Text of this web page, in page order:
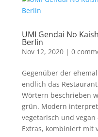
UMI Gendai No
Berlin
Nov 12, 2020| 0
Gegenüber der
endlich das
Wörtern beschrieben
grün. Modern
vegetarisch und
Extras, kombiniert mit